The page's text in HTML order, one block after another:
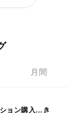
月間
ョン購入…き